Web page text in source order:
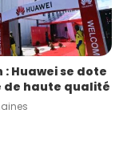
: Huawei se dote
de haute qualité